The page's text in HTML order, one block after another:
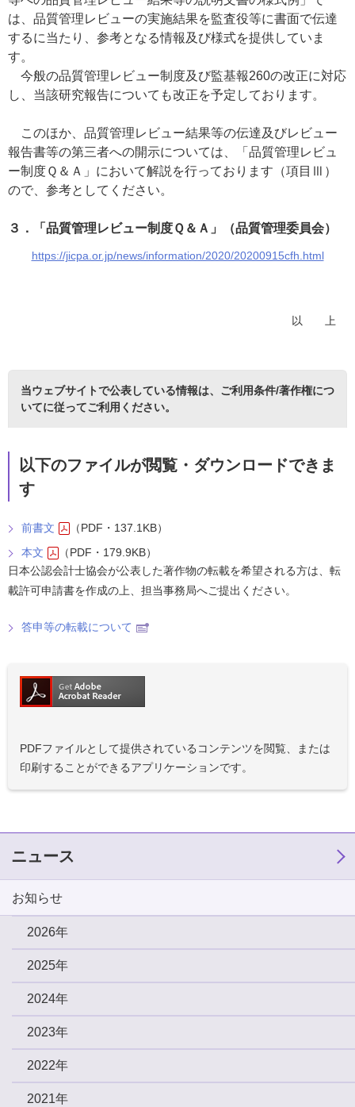
は、品質管理レビューの実施結果を監査役等に書面で伝達
するに当たり、参考となる情報及び様式を提供していま
す。
今般の品質管理レビュー制度及び監基報260の改正に対応
し、当該研究報告についても改正を予定しております。
このほか、品質管理レビュー結果等の伝達及びレビュー
報告書等の第三者への開示については、「品質管理レビュ
ー制度Ｑ＆Ａ」において解説を行っております（項目Ⅲ）
ので、参考としてください。
３．「品質管理レビュー制度Ｑ＆Ａ」（品質管理委員会）
https://jicpa.or.jp/news/information/2020/20200915cfh.html
以 上
当ウェブサイトで公表している情報は、 ご利用条件/著作権につ
いてに従ってご利用ください。
以下のファイルが閲覧・ダウンロードできま
す
前書文
（PDF・137.1KB）
本文
（PDF・179.9KB）
日本公認会計士協会が公表した著作物の転載を希望される方は、転
載許可申請書を作成の上、担当事務局へご提出ください。
答申等の転載について
PDFファイルとして提供されているコンテンツを閲覧、または
印刷することができるアプリケーションです。
ニュース
お知らせ
2026年
2025年
2024年
2023年
2022年
2021年